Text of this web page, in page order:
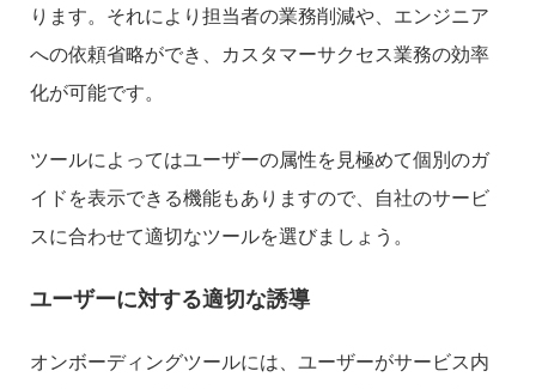
ります。それにより担当者の業務削減や、エンジニア
への依頼省略ができ、カスタマーサクセス業務の効率
化が可能です。
ツールによってはユーザーの属性を見極めて個別のガ
イドを表示できる機能もありますので、自社のサービ
スに合わせて適切なツールを選びましょう。
ユーザーに対する適切な誘導
オンボーディングツールには、ユーザーがサービス内